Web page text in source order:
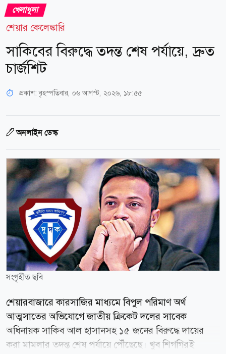
খেলাধুলা
শেয়ার কেলেঙ্কারি
সাকিবের বিরুদ্ধে তদন্ত শেষ পর্যায়ে, দ্রুত
চার্জশিট
প্রকাশ:বৃহস্পতিবার, ০৬ আগস্ট, ২০২৬, ১৮:৫৫
অনলাইন ডেস্ক
সংগৃহীত ছবি
শেয়ারবাজারে কারসাজির মাধ্যমে বিপুল পরিমাণ অর্থ
আত্মসাতের অভিযোগে জাতীয় ক্রিকেট দলের সাবেক
অধিনায়ক সাকিব আল হাসানসহ ১৫ জনের বিরুদ্ধে দায়ের
করা মামলার তদন্ত শেষ পর্যায়ে পৌঁছেছে। খুব শিগগিরই